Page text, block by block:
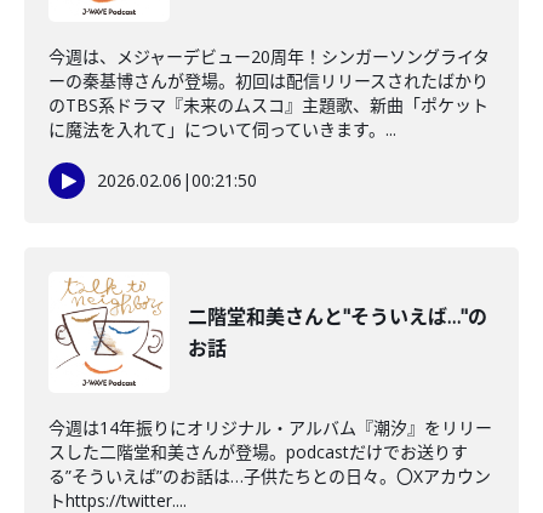
今週は、メジャーデビュー20周年！シンガーソングライタ
ーの秦基博さんが登場。初回は配信リリースされたばかり
のTBS系ドラマ『未来のムスコ』主題歌、新曲「ポケット
に魔法を入れて」について伺っていきます。...
2026.02.06 |00:21:50
二階堂和美さんと"そういえば…"の
お話
今週は14年振りにオリジナル・アルバム『潮汐』をリリー
スした二階堂和美さんが登場。podcastだけでお送りす
る”そういえば”のお話は…子供たちとの日々。〇Xアカウン
トhttps://twitter....